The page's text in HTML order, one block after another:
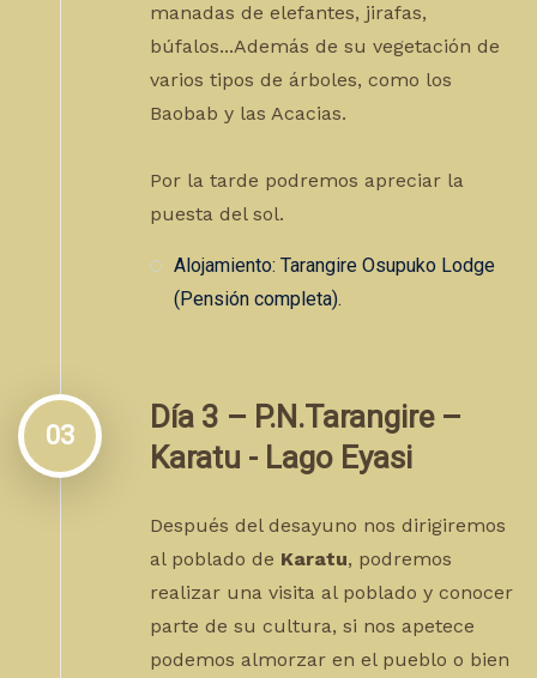
manadas de elefantes, jirafas,
búfalos...Además de su vegetación de
varios tipos de árboles, como los
Baobab y las Acacias.
Por la tarde podremos apreciar la
puesta del sol.
Alojamiento: Tarangire Osupuko Lodge
(Pensión completa).
03
Día 3 – P.N.Tarangire –
Karatu - Lago Eyasi
Después del desayuno nos dirigiremos
al poblado de Karatu, podremos
realizar una visita al poblado y conocer
parte de su cultura, si nos apetece
podemos almorzar en el pueblo o bien